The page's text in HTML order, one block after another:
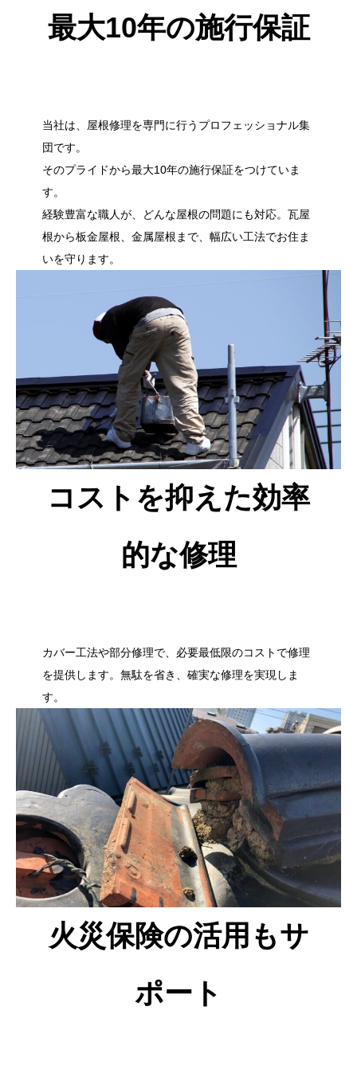
最大10年の施行保証
当社は、屋根修理を専門に行うプロフェッショナル集
団です。
そのプライドから最大10年の施行保証をつけていま
す。
経験豊富な職人が、どんな屋根の問題にも対応。瓦屋
根から板金屋根、金属屋根まで、幅広い工法でお住ま
いを守ります。
コストを抑えた効率
的な修理
カバー工法や部分修理で、必要最低限のコストで修理
を提供します。無駄を省き、確実な修理を実現しま
す。
火災保険の活用もサ
ポート